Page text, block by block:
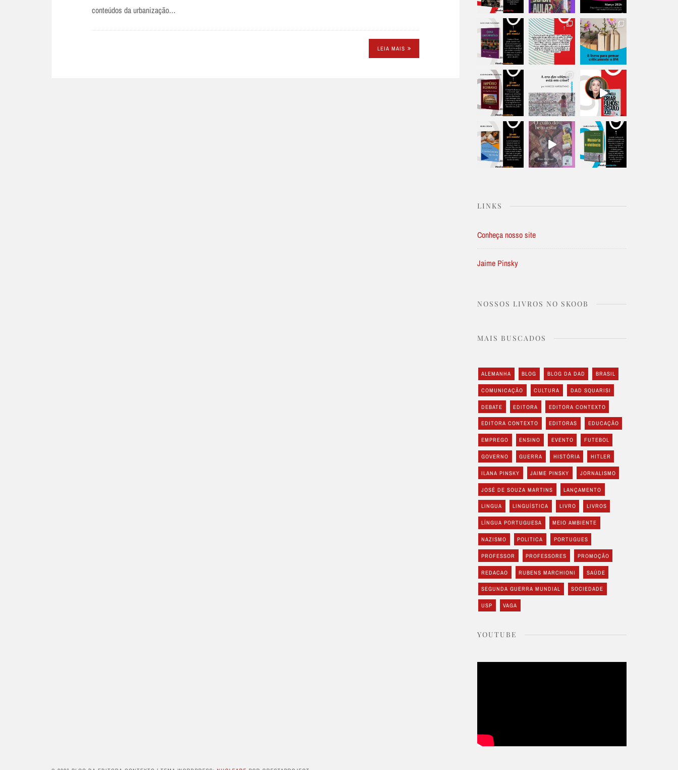
conteúdos da urbanização…
LEIA MAIS
LINKS
Conheça nosso site
Jaime Pinsky
NOSSOS LIVROS NO SKOOB
MAIS BUSCADOS
ALEMANHA BLOG BLOG DA DAD BRASIL
COMUNICAÇÃO CULTURA DAD SQUARISI
DEBATE EDITORA EDITORA CONTEXTO
EDITORA CONTEXTO EDITORAS EDUCAÇÃO
EMPREGO ENSINO EVENTO FUTEBOL
GOVERNO GUERRA HISTÓRIA HITLER
ILANA PINSKY JAIME PINSKY JORNALISMO
JOSÉ DE SOUZA MARTINS LANÇAMENTO
LINGUA LINGUÍSTICA LIVRO LIVROS
LÍNGUA PORTUGUESA MEIO AMBIENTE
NAZISMO POLITICA PORTUGUES
PROFESSOR PROFESSORES PROMOÇÃO
REDACAO RUBENS MARCHIONI SAÚDE
SEGUNDA GUERRA MUNDIAL SOCIEDADE
USP VAGA
YOUTUBE